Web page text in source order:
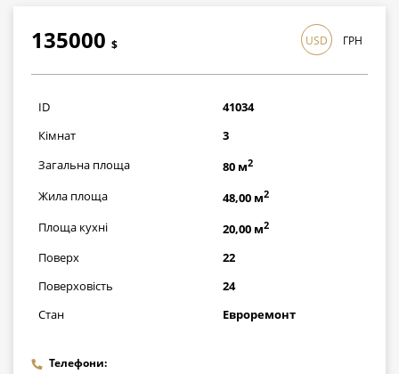
135000 $
3915000грн
USD ГРН
ID
41034
Кімнат
3
Загальна площа
80 м2
Жила площа 48,00 м2
Площа кухні 20,00 м2
Поверх
22
Поверховість
24
Стан
Евроремонт
Телефони: